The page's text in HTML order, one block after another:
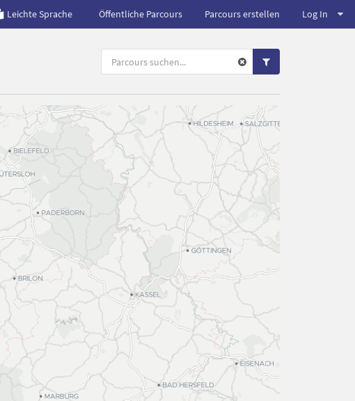
Leichte Sprache Öffentliche Parcours Parcours erstellen Log In